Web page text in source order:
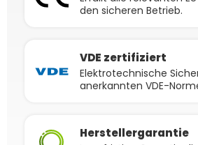
den sicheren Betrieb.
VDE zertifiziert
Elektrotechnische
anerkannten VDE-
Herstellergarantie